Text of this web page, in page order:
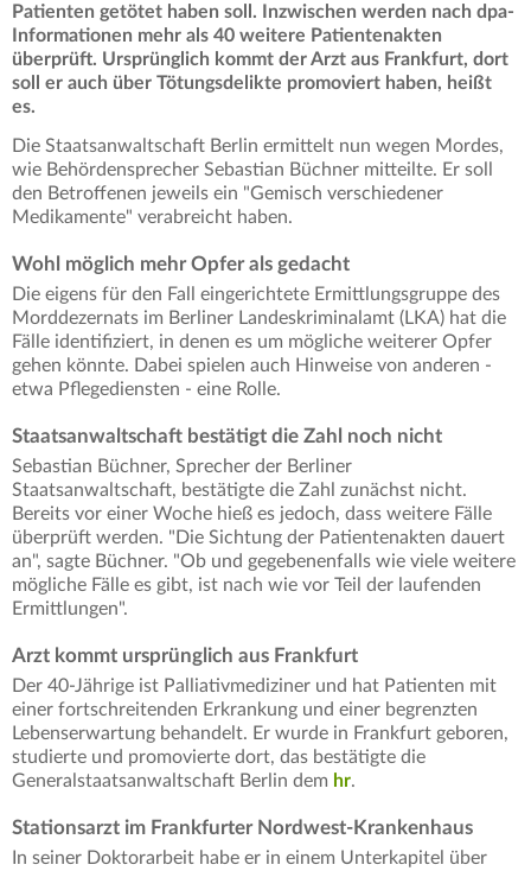
Patienten getötet haben soll. Inzwischen werden nach dpa-
Informationen mehr als 40 weitere Patientenakten
überprüft. Ursprünglich kommt der Arzt aus Frankfurt, dort
soll er auch über Tötungsdelikte promoviert haben, heißt
es.
Die Staatsanwaltschaft Berlin ermittelt nun wegen Mordes,
wie Behördensprecher Sebastian Büchner mitteilte. Er soll
den Betroffenen jeweils ein "Gemisch verschiedener
Medikamente" verabreicht haben.
Wohl möglich mehr Opfer als gedacht
Die eigens für den Fall eingerichtete Ermittlungsgruppe des
Morddezernats im Berliner Landeskriminalamt (LKA) hat die
Fälle identifiziert, in denen es um mögliche weiterer Opfer
gehen könnte. Dabei spielen auch Hinweise von anderen -
etwa Pflegediensten - eine Rolle.
Staatsanwaltschaft bestätigt die Zahl noch nicht
Sebastian Büchner, Sprecher der Berliner
Staatsanwaltschaft, bestätigte die Zahl zunächst nicht.
Bereits vor einer Woche hieß es jedoch, dass weitere Fälle
überprüft werden. "Die Sichtung der Patientenakten dauert
an", sagte Büchner. "Ob und gegebenenfalls wie viele weitere
mögliche Fälle es gibt, ist nach wie vor Teil der laufenden
Ermittlungen".
Arzt kommt ursprünglich aus Frankfurt
Der 40-Jährige ist Palliativmediziner und hat Patienten mit
einer fortschreitenden Erkrankung und einer begrenzten
Lebenserwartung behandelt. Er wurde in Frankfurt geboren,
studierte und promovierte dort, das bestätigte die
Generalstaatsanwaltschaft Berlin dem hr.
Stationsarzt im Frankfurter Nordwest-Krankenhaus
In seiner Doktorarbeit habe er in einem Unterkapitel über